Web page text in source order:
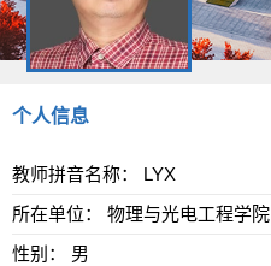
个人信息
教师拼音名称： LYX
所在单位： 物理与光电工程学院
性别： 男